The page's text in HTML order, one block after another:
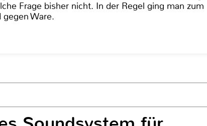
Frage bisher nicht. In der Regel ging man zum
Ware.